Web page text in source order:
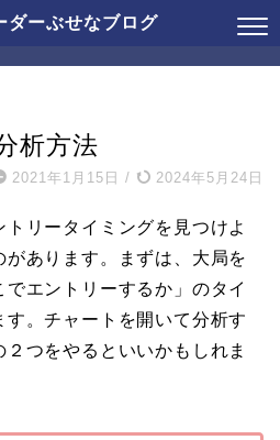
ダーぶせなブログ
析方法
2021年1月15日 / 2024年5月24日
リータイミングを見つけよ
があります。まずは、大局を
エントリーするか」のタイ
す。チャートを開いて分析す
つをやるといいかもしれま